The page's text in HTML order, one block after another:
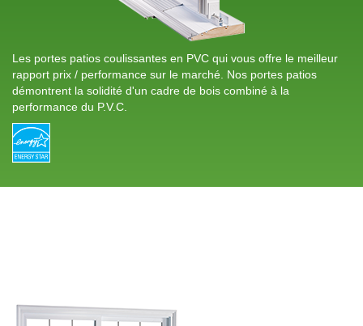
Les portes patios coulissantes en PVC qui vous offre le meilleur
rapport prix / performance sur le marché. Nos portes patios
démontrent la solidité d'un cadre de bois combiné à la
performance du P.V.C.